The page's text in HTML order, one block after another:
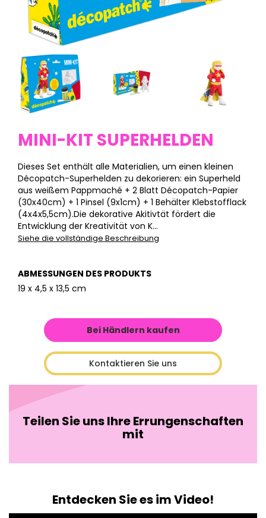
MINI-KIT SUPERHELDEN
Dieses Set enthält alle Materialien, um einen kleinen
Décopatch-Superhelden zu dekorieren: ein Superheld
aus weißem Pappmaché + 2 Blatt Décopatch-Papier
(30x40cm) + 1 Pinsel (9x1cm) + 1 Behälter Klebstofflack
(4x4x5,5cm).Die dekorative Akitivtät fördert die
Entwicklung der Kreativität von K...
Siehe die vollständige Beschreibung
ABMESSUNGEN DES PRODUKTS
19 x 4,5 x 13,5 cm
Bei Händlern kaufen
Kontaktieren Sie uns
Teilen Sie uns Ihre Errungenschaften
mit
Entdecken Sie es im Video!